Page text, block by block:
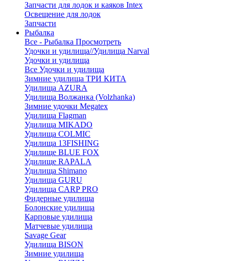
Запчасти для лодок и каяков Intex
Освещение для лодок
Запчасти
Рыбалка
Все - Рыбалка Просмотреть
Удочки и удилища//Удилища Narval
Удочки и удилища
Все Удочки и удилища
Зимние удилища ТРИ КИТА
Удилища AZURA
Удилища Волжанка (Volzhanka)
Зимние удочки Megatex
Удилища Flagman
Удилища MIKADO
Удилища COLMIC
Удилища 13FISHING
Удилище BLUE FOX
Удилище RAPALA
Удилища Shimano
Удилища GURU
Удилища CARP PRO
Фидерные удилища
Болонские удилища
Карповые удилища
Матчевые удилища
Savage Gear
Удилища BISON
Зимние удилища